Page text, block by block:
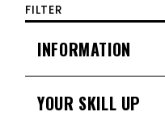
FILTER
INFORMATION
YOUR SKILL UP